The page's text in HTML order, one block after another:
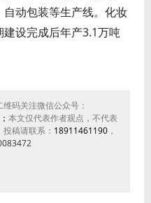
动包装等生产线。化妆
设完成后年产3.1万吨
码关注微信公众号：
本文仅代表作者观点，不代表
稿请联系： 18911461190，